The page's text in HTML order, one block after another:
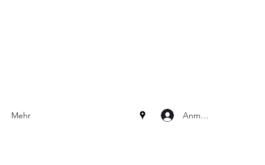
Mehr Anmelden